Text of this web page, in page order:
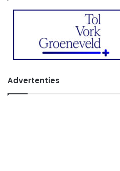
Advertenties